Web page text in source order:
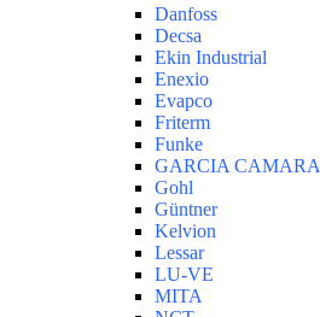
Danfoss
Decsa
Ekin Industrial
Enexio
Evapco
Friterm
Funke
GARCIA CAMARA
Gohl
Güntner
Kelvion
Lessar
LU-VE
MITA